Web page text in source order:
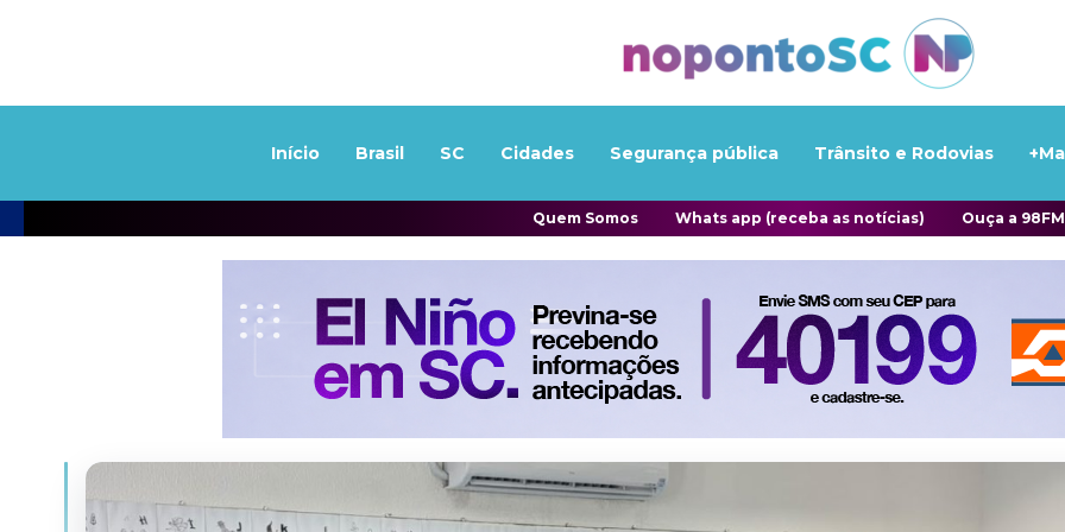
Início Brasil SC Cidades Segurança pública Trânsito e Rodovias
Quem Somos Whats app (receba as notícias) Ouça a 98FM